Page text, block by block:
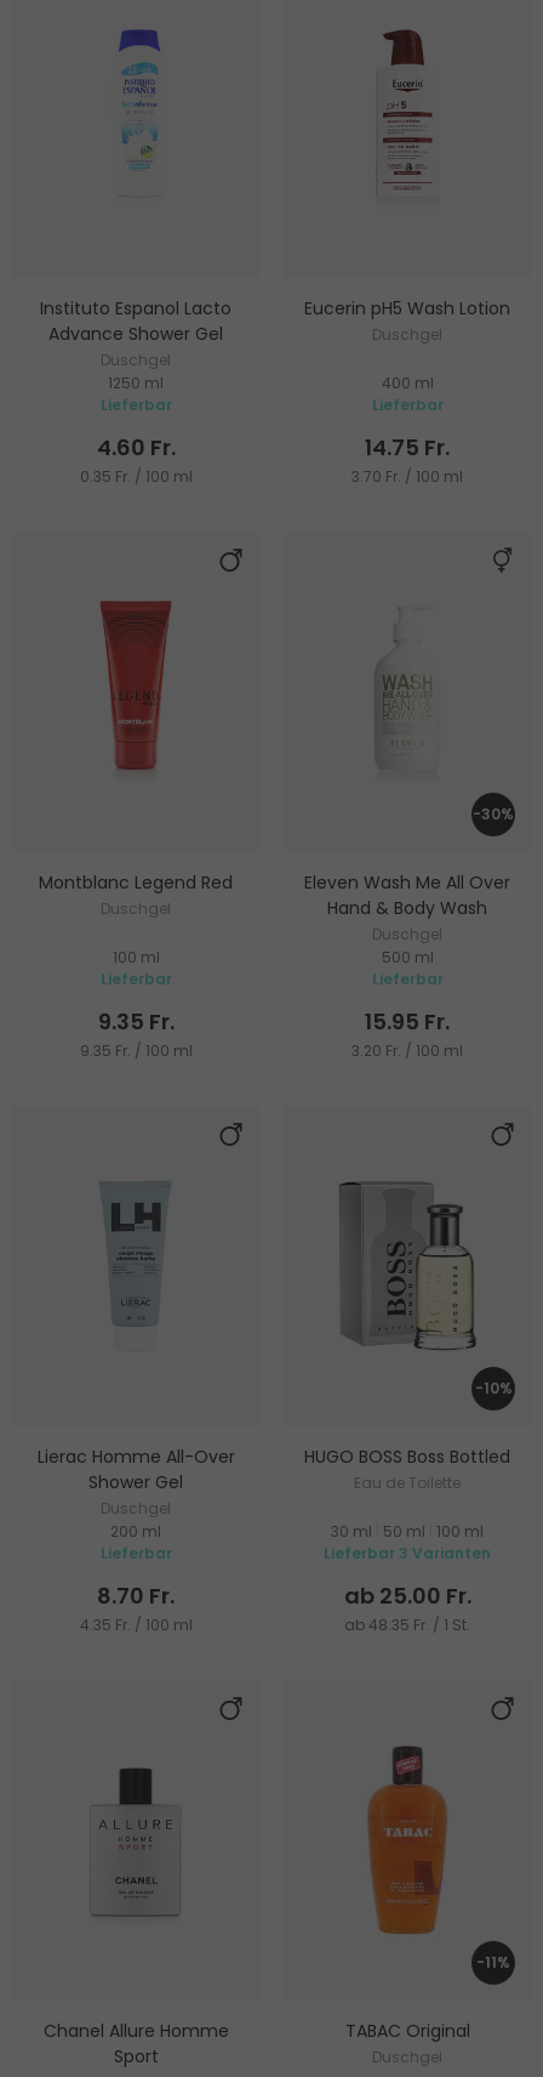
Instituto Espanol Lacto
Advance Shower Gel
Duschgel
1250 ml
Lieferbar
4.60 Fr.
0.35 Fr. / 100 ml
Eucerin pH5 Wash Lotion
Duschgel
400 ml
Lieferbar
14.75 Fr.
3.70 Fr. / 100 ml
Montblanc Legend Red
Duschgel
100 ml
Lieferbar
9.35 Fr.
9.35 Fr. / 100 ml
-30%
Eleven Wash Me All Over
Hand & Body Wash
Duschgel
500 ml
Lieferbar
15.95 Fr.
3.20 Fr. / 100 ml
Lierac Homme All-Over
Shower Gel
Duschgel
200 ml
Lieferbar
8.70 Fr.
4.35 Fr. / 100 ml
-10%
HUGO BOSS Boss Bottled
Eau de Toilette
30 ml 50 ml
100 ml
Lieferbar 3 Varianten
ab 25.00 Fr.
ab 48.35 Fr. / 1 St.
Chanel Allure Homme
Sport
-11%
TABAC Original
Duschgel